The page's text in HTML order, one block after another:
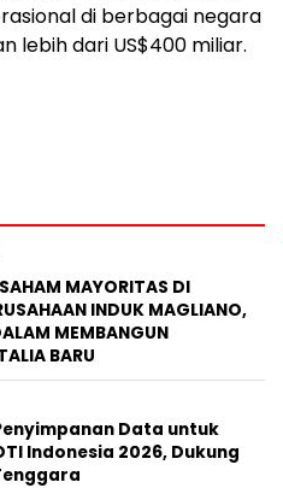
di berbagai negara
lebih dari US$400 miliar.
MAYORITAS DI
INDUK MAGLIANO,
MEMBANGUN
BARU
Data untuk
Indonesia 2026, Dukung